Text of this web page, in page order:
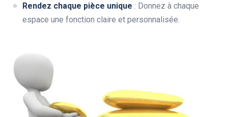
Rendez chaque pièce unique : Donnez à chaque
espace une fonction claire et personnalisée.